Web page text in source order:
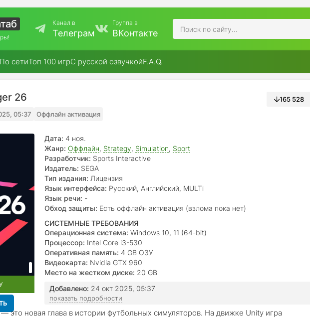
Канал в
Телеграм
Группа в
ВКонтакте
По сетиТоп 100 игрС русской озвучкойF.A.Q.
26
05:37 Оффлайн активация
165 528
Дата: 4 ноя.
Жанр: Оффлайн, Strategy, Simulation, Sport
Разработчик: Sports Interactive
Издатель: SEGA
Тип издания: Лицензия
Язык интерфейса: Русский, Английский, MULTi
Язык речи: -
Обход защиты: Есть оффлайн активация (взлома пока нет)
СИСТЕМНЫЕ ТРЕБОВАНИЯ
Операционная система: Windows 10, 11 (64-bit)
Процессор: Intel Core i3-530
Оперативная память: 4 GB ОЗУ
Видеокарта: Nvidia GTX 960
Место на жестком диске: 20 GB
Добавлено: 24 окт 2025, 05:37
показать подробности
это новая глава в истории футбольных симуляторов. На движке Unity игра